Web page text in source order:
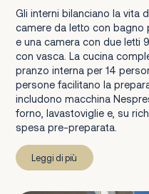
Gli interni bilanciano la vita
camere da letto con bagno
e una camera con due letti
con vasca. La cucina
pranzo interna per 14
persone facilitano la
includono macchina
forno, lavastoviglie e, su
spesa pre-preparata.
Leggi di più